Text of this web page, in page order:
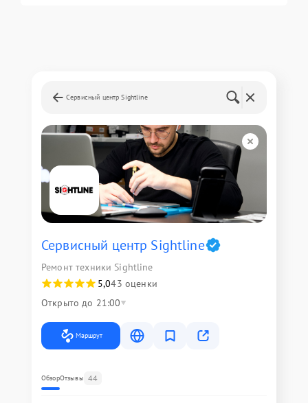
Сервисный центр Sightline
Сервисный центр Sightline
Ремонт техники Sightline
5,043 оценки
Открыто до 21:00
Маршрут
ОбзорОтзывы 44